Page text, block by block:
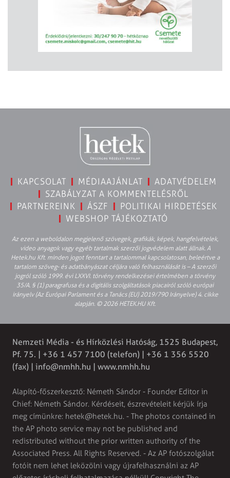
KAPCSOLAT MÉDIAAJÁNLAT
ADATVÉDELEM
SZABÁLYZAT A KOMMENTELÉSRŐL
PARTNEREINK
ÁSZF
POLITIKAI HIRDETÉSEK
WEBSHOP TÁJÉKOZTATÓ
Az ezen a weboldalon megjelenő szövegek, grafikák, képek, hangfelvételek,
video anyagok vagy egyéb tartalmak szerzői jogvédelem alatt állnak. A
Hetek.hu Kft. minden jogot fenntart a tartalommal kapcsolatosan, beleértve a
tartalom szöveg- és adatbányászat céljára való felhasználását is – A szerzői
jogról szóló 1999. évi LXXVI. törvény rendelkezései értelmében a törvény
35/A. § (1) paragrafusa és a digitális szolgáltatások piacairól szóló európai
irányelv (Az Európai Parlament és a Tanács (EU) 2019/790 Irányelve) 4. cikke
alapján. © 2026 HETEK.HU Kft.
Nemzeti Média - és Hírközlési Hatóság, 1525 Budapest,
Pf. 75. | +36 1 457 7100 (telefon) | +36 1 356 5520
(fax) | info@nmhh.hu | www.nmhh.hu
Alapító-főszerkesztő: Németh Sándor - Founder Editor in
Chief: Németh Sándor. Kérdéseit, észrevételeit kérjük írja
meg címünkre: hetek@hetek.hu. - The photos contained in
the AP photo service may not be published and
redistributed without the prior written authority of the
Associated Press. All Rights Reserved. - Az AP fotószolgálat
fotóit nem lehet leközölni vagy újrafelhasználni az AP